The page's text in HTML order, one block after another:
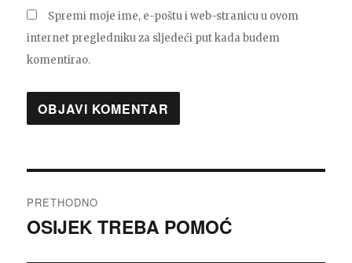
Spremi moje ime, e-poštu i web-stranicu u ovom
internet pregledniku za sljedeći put kada budem
komentirao.
objava
PRETHODNO
Prethodna
OSIJEK TREBA POMOĆ